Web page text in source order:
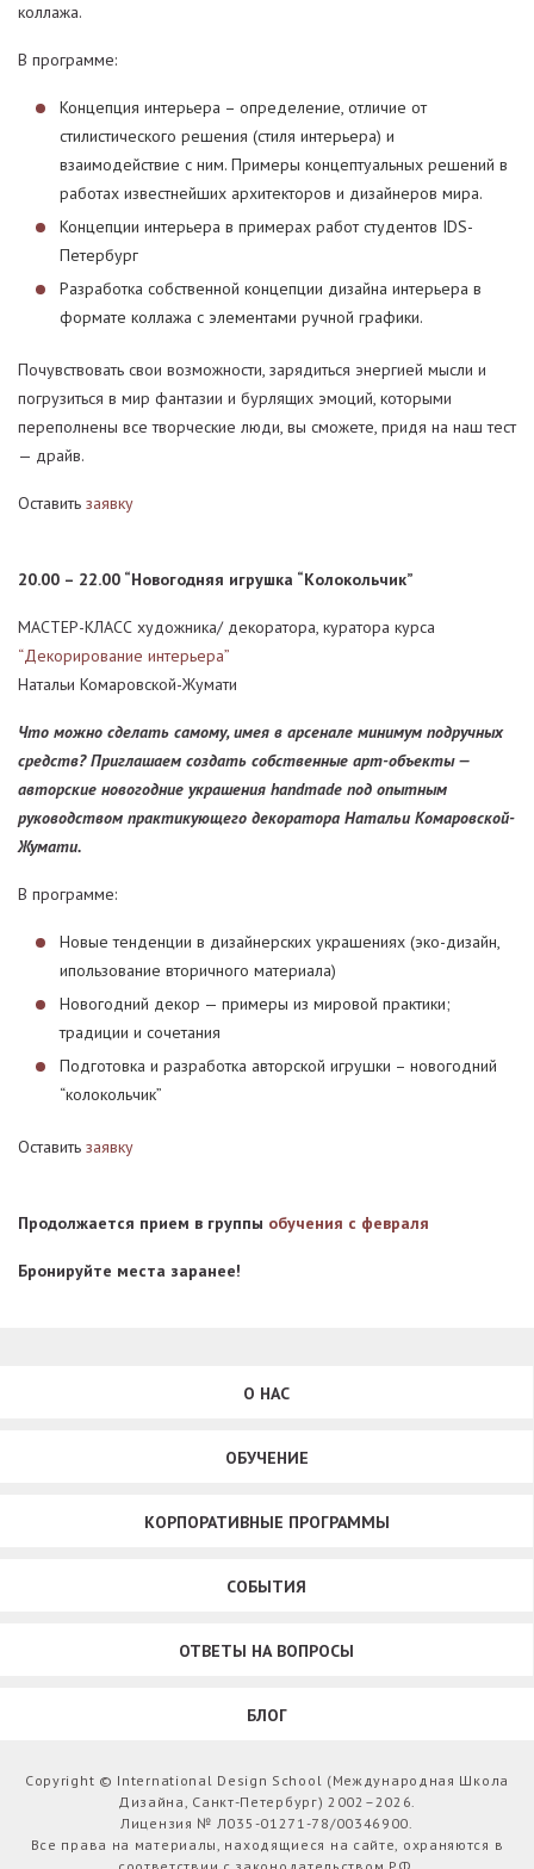
коллажа.
В программе:
Концепция интерьера – определение, отличие от
стилистического решения (стиля интерьера) и
взаимодействие с ним. Примеры концептуальных решений в
работах известнейших архитекторов и дизайнеров мира.
Концепции интерьера в примерах работ студентов IDS-
Петербург
Разработка собственной концепции дизайна интерьера в
формате коллажа с элементами ручной графики.
Почувствовать свои возможности, зарядиться энергией мысли и
погрузиться в мир фантазии и бурлящих эмоций, которыми
переполнены все творческие люди, вы сможете, придя на наш тест
— драйв.
Оставить заявку
20.00 – 22.00 “Новогодняя игрушка “Колокольчик”
МАСТЕР-КЛАСС художника/ декоратора, куратора курса
“Декорирование интерьера”
Натальи Комаровской-Жумати
Что можно сделать самому, имея в арсенале минимум подручных
средств? Приглашаем создать собственные арт-объекты —
авторские новогодние украшения handmade под опытным
руководством практикующего декоратора Натальи Комаровской-
Жумати.
В программе:
Новые тенденции в дизайнерских украшениях (эко-дизайн,
ипользование вторичного материала)
Новогодний декор — примеры из мировой практики;
традиции и сочетания
Подготовка и разработка авторской игрушки – новогодний
“колокольчик”
Оставить заявку
Продолжается прием в группы обучения с февраля
Бронируйте места заранее!
О НАС
ОБУЧЕНИЕ
КОРПОРАТИВНЫЕ ПРОГРАММЫ
СОБЫТИЯ
ОТВЕТЫ НА ВОПРОСЫ
БЛОГ
Copyright © International Design School (Международная Школа
Дизайна, Санкт-Петербург) 2002–2026.
Лицензия № Л035-01271-78/00346900.
Все права на материалы, находящиеся на сайте, охраняются в